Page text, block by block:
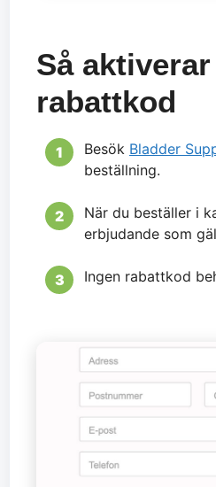
Så
rabattkod
Besök Bladder
beställning.
När du beställer i
erbjudande som
Ingen rabattkod